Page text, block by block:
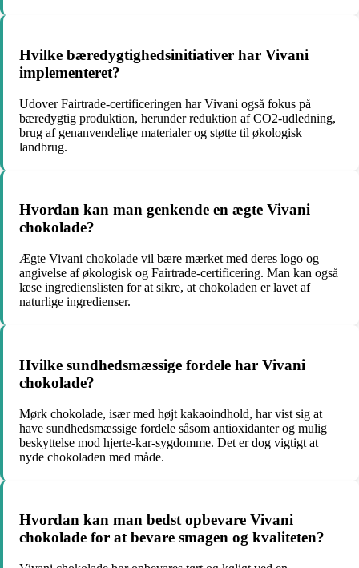
Hvilke bæredygtighedsinitiativer har Vivani
implementeret?
Udover Fairtrade-certificeringen har Vivani også fokus på
bæredygtig produktion, herunder reduktion af CO2-udledning,
brug af genanvendelige materialer og støtte til økologisk
landbrug.
Hvordan kan man genkende en ægte Vivani
chokolade?
Ægte Vivani chokolade vil bære mærket med deres logo og
angivelse af økologisk og Fairtrade-certificering. Man kan også
læse ingredienslisten for at sikre, at chokoladen er lavet af
naturlige ingredienser.
Hvilke sundhedsmæssige fordele har Vivani
chokolade?
Mørk chokolade, især med højt kakaoindhold, har vist sig at
have sundhedsmæssige fordele såsom antioxidanter og mulig
beskyttelse mod hjerte-kar-sygdomme. Det er dog vigtigt at
nyde chokoladen med måde.
Hvordan kan man bedst opbevare Vivani
chokolade for at bevare smagen og kvaliteten?